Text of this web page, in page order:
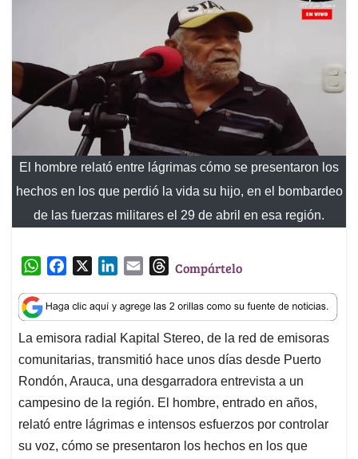
El hombre relató entre lágrimas cómo se presentaron los
hechos en los que perdió la vida su hijo, en el bombardeo
de las fuerzas militares el 29 de abril en esa región.
W
a
t
s
A
p
p
c
e
b
o
o
k
n
k
e
d
I
n
a
i
l
T
r
e
a
d
s
Compártelo
La emisora radial Kapital Stereo, de la red de emisoras
comunitarias, transmitió hace unos días desde Puerto
Rondón, Arauca, una desgarradora entrevista a un
campesino de la región. El hombre, entrado en años,
relató entre lágrimas e intensos esfuerzos por controlar
su voz, cómo se presentaron los hechos en los que